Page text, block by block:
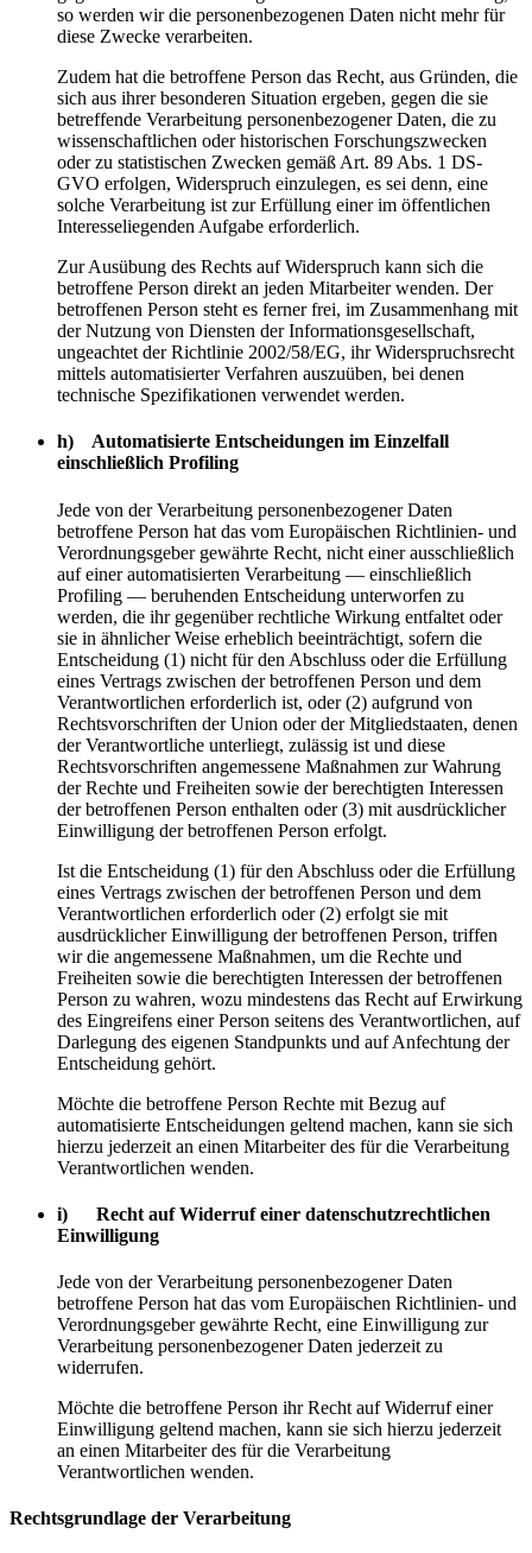
so werden wir die personenbezogenen Daten nicht mehr für
diese Zwecke verarbeiten.
Zudem hat die betroffene Person das Recht, aus Gründen, die
sich aus ihrer besonderen Situation ergeben, gegen die sie
betreffende Verarbeitung personenbezogener Daten, die zu
wissenschaftlichen oder historischen Forschungszwecken
oder zu statistischen Zwecken gemäß Art. 89 Abs. 1 DS-
GVO erfolgen, Widerspruch einzulegen, es sei denn, eine
solche Verarbeitung ist zur Erfüllung einer im öffentlichen
Interesseliegenden Aufgabe erforderlich.
Zur Ausübung des Rechts auf Widerspruch kann sich die
betroffene Person direkt an jeden Mitarbeiter wenden. Der
betroffenen Person steht es ferner frei, im Zusammenhang mit
der Nutzung von Diensten der Informationsgesellschaft,
ungeachtet der Richtlinie 2002/58/EG, ihr Widerspruchsrecht
mittels automatisierter Verfahren auszuüben, bei denen
technische Spezifikationen verwendet werden.
h) Automatisierte Entscheidungen im Einzelfall
einschließlich Profiling
Jede von der Verarbeitung personenbezogener Daten
betroffene Person hat das vom Europäischen Richtlinien- und
Verordnungsgeber gewährte Recht, nicht einer ausschließlich
auf einer automatisierten Verarbeitung — einschließlich
Profiling — beruhenden Entscheidung unterworfen zu
werden, die ihr gegenüber rechtliche Wirkung entfaltet oder
sie in ähnlicher Weise erheblich beeinträchtigt, sofern die
Entscheidung (1) nicht für den Abschluss oder die Erfüllung
eines Vertrags zwischen der betroffenen Person und dem
Verantwortlichen erforderlich ist, oder (2) aufgrund von
Rechtsvorschriften der Union oder der Mitgliedstaaten, denen
der Verantwortliche unterliegt, zulässig ist und diese
Rechtsvorschriften angemessene Maßnahmen zur Wahrung
der Rechte und Freiheiten sowie der berechtigten Interessen
der betroffenen Person enthalten oder (3) mit ausdrücklicher
Einwilligung der betroffenen Person erfolgt.
Ist die Entscheidung (1) für den Abschluss oder die Erfüllung
eines Vertrags zwischen der betroffenen Person und dem
Verantwortlichen erforderlich oder (2) erfolgt sie mit
ausdrücklicher Einwilligung der betroffenen Person, triffen
wir die angemessene Maßnahmen, um die Rechte und
Freiheiten sowie die berechtigten Interessen der betroffenen
Person zu wahren, wozu mindestens das Recht auf Erwirkung
des Eingreifens einer Person seitens des Verantwortlichen, auf
Darlegung des eigenen Standpunkts und auf Anfechtung der
Entscheidung gehört.
Möchte die betroffene Person Rechte mit Bezug auf
automatisierte Entscheidungen geltend machen, kann sie sich
hierzu jederzeit an einen Mitarbeiter des für die Verarbeitung
Verantwortlichen wenden.
i) Recht auf Widerruf einer datenschutzrechtlichen
Einwilligung
Jede von der Verarbeitung personenbezogener Daten
betroffene Person hat das vom Europäischen Richtlinien- und
Verordnungsgeber gewährte Recht, eine Einwilligung zur
Verarbeitung personenbezogener Daten jederzeit zu
widerrufen.
Möchte die betroffene Person ihr Recht auf Widerruf einer
Einwilligung geltend machen, kann sie sich hierzu jederzeit
an einen Mitarbeiter des für die Verarbeitung
Verantwortlichen wenden.
Rechtsgrundlage der Verarbeitung